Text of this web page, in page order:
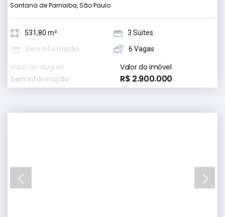
Santana de Parnaiba, São Paulo
531,80 m²
3 Suítes
Sem informação
6 Vagas
Valor do aluguel
Sem informação
Valor do imóvel
R$ 2.900.000